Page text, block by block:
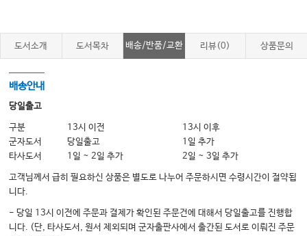
16 물에 빠졌을 때
18 심정지
19 급성 시력 손실
Chapter 3. 학교 급별 주요 응급상황
2 중·고등학교
3 특수교육 대상자
도서소개 도서목차 배송/반품/교환 리뷰(0) 상품문의
배송안내
당일출고
구분 13시 이전
13시 이후
군자도서
당일출고
1일 추가
타사도서
1일 ~ 2일 추가 2일 ~ 3일 추가
고객님께서 급히 필요하신 상품은 별도로 나누어 주문하시면 수령시간이 절약됩
니다.
- 당일 13시 이전에 주문과 결제가 확인된 주문건에 대해서 당일출고를 진행합
니다. (단, 타사도서, 원서 제외되며 군자출판사에서 출간된 도서로 이뤄진 주문